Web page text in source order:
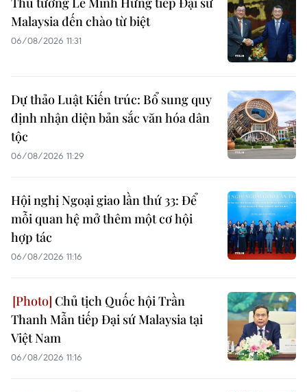
Malaysia đến chào từ biệt
06/08/2026 11:31
Dự thảo Luật Kiến trúc: Bổ sung quy
định nhận diện bản sắc văn hóa dân
tộc
06/08/2026 11:29
Hội nghị Ngoại giao lần thứ 33: Để
mỗi quan hệ mở thêm một cơ hội
hợp tác
06/08/2026 11:16
Chủ tịch Quốc hội Trần
Thanh Mẫn tiếp Đại sứ Malaysia tại
Việt Nam
06/08/2026 11:16